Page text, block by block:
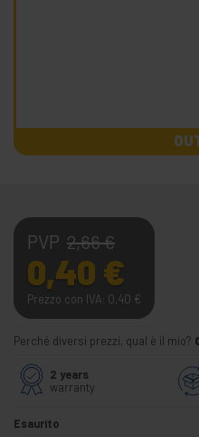
PVP 2,66€
0,40 €
Prezzo con IVA: 0,40 €
Perché diversi prezzi, qual è il mio?
2 years
warranty
Esaurito